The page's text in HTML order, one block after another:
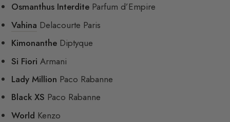
Osmanthus Interdite Parfum d’Empire
Vahina Delacourte Paris
Kimonanthe Diptyque
Si Fiori Armani
Lady Million Paco Rabanne
Black XS Paco Rabanne
World Kenzo